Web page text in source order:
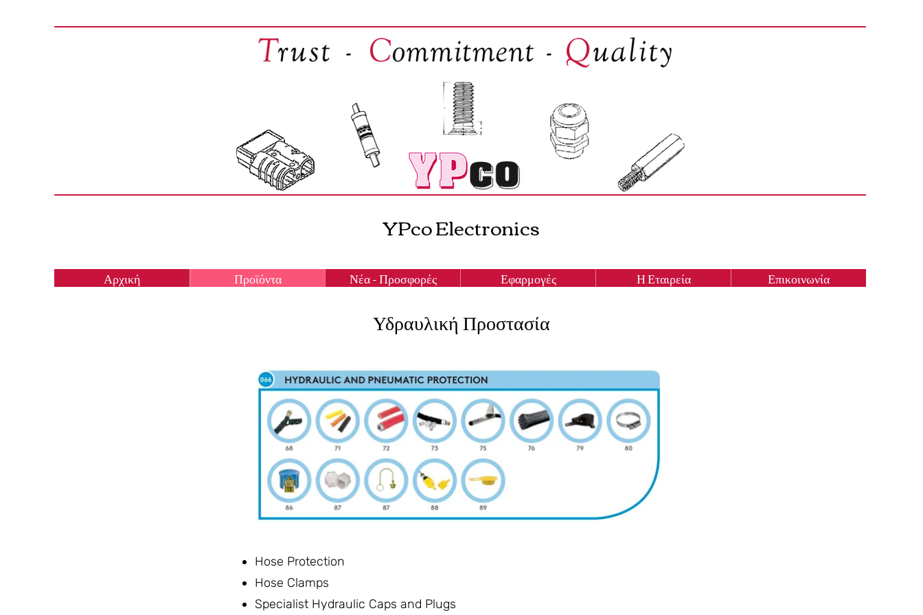
YPco Electronics
Αρχική Προϊόντα Νέα - Προσφορές Εφαρμογές Η Εταιρεία Επικοινωνία
Υδραυλική Προστασία
Hose Protection
Hose Clamps
Specialist Hydraulic Caps and Plugs